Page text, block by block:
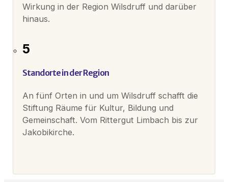
Wirkung in der Region Wilsdruff und darüber
hinaus.
5
Standorte in der Region
An fünf Orten in und um Wilsdruff schafft die
Stiftung Räume für Kultur, Bildung und
Gemeinschaft. Vom Rittergut Limbach bis zur
Jakobikirche.